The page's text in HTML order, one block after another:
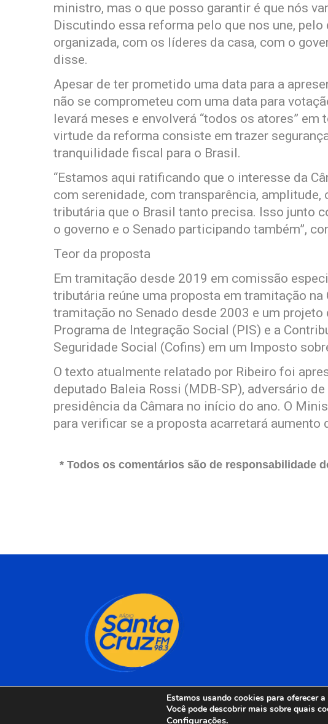
ministro, mas o que posso garantir é que nós
Discutindo essa reforma pelo que nos une,
organizada, com os líderes da casa, com o
disse.
Apesar de ter prometido uma data para a
não se comprometeu com uma data para
levará meses e envolverá “todos os atores” em
virtude da reforma consiste em trazer
tranquilidade fiscal para o Brasil.
“Estamos aqui ratificando que o interesse da
com serenidade, com transparência, amplitude,
tributária que o Brasil tanto precisa. Isso junto
o governo e o Senado participando também”,
Teor da proposta
Em tramitação desde 2019 em comissão
tributária reúne uma proposta em tramitação na
tramitação no Senado desde 2003 e um
Programa de Integração Social (PIS) e a
Seguridade Social (Cofins) em um Imposto
O texto atualmente relatado por Ribeiro foi
deputado Baleia Rossi (MDB-SP), adversário
presidência da Câmara no início do ano. O
para verificar se a proposta acarretará aumento
* Todos os comentários são de responsabilidade
Estamos usando cookies para oferecer
Você pode descobrir mais sobre quais
Configurações.